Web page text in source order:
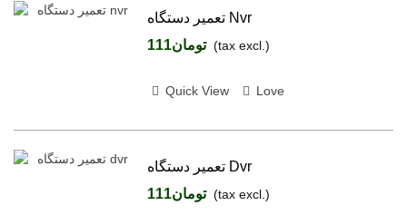
تعمیر دستگاه Nvr
تومان111 (tax excl.)
Quick View Love
تعمیر دستگاه Dvr
تومان111 (tax excl.)